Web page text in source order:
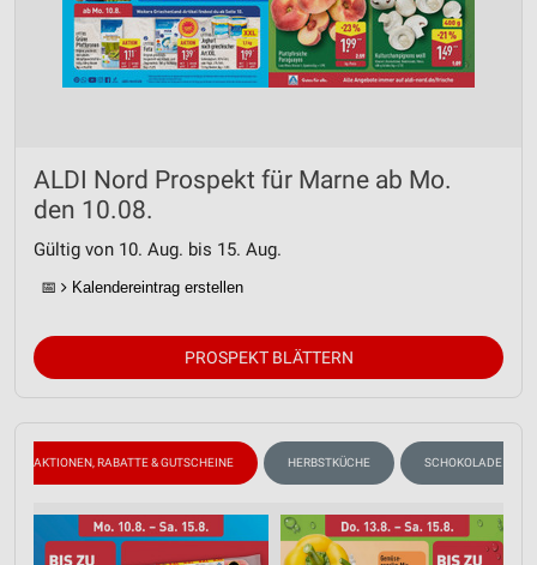
ALDI Nord Prospekt für Marne ab Mo.
den 10.08.
Gültig von 10. Aug. bis 15. Aug.
📅 Kalendereintrag erstellen
PROSPEKT BLÄTTERN
AKTIONEN, RABATTE & GUTSCHEINE HERBSTKÜCHE SCHOKOLADE &